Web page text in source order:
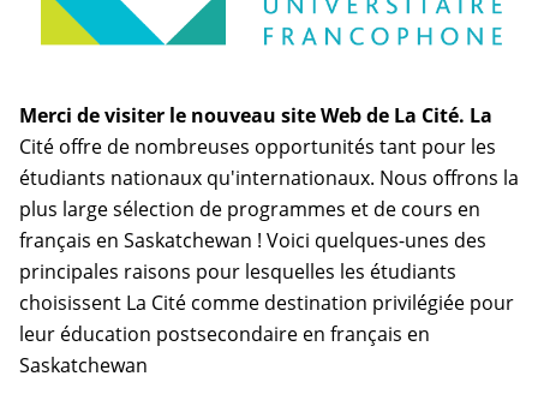
Merci de visiter le nouveau site Web de La Cité. La
Cité offre de nombreuses opportunités tant pour les
étudiants nationaux qu'internationaux. Nous offrons la
plus large sélection de programmes et de cours en
français en Saskatchewan ! Voici quelques-unes des
principales raisons pour lesquelles les étudiants
choisissent La Cité comme destination privilégiée pour
leur éducation postsecondaire en français en
Saskatchewan